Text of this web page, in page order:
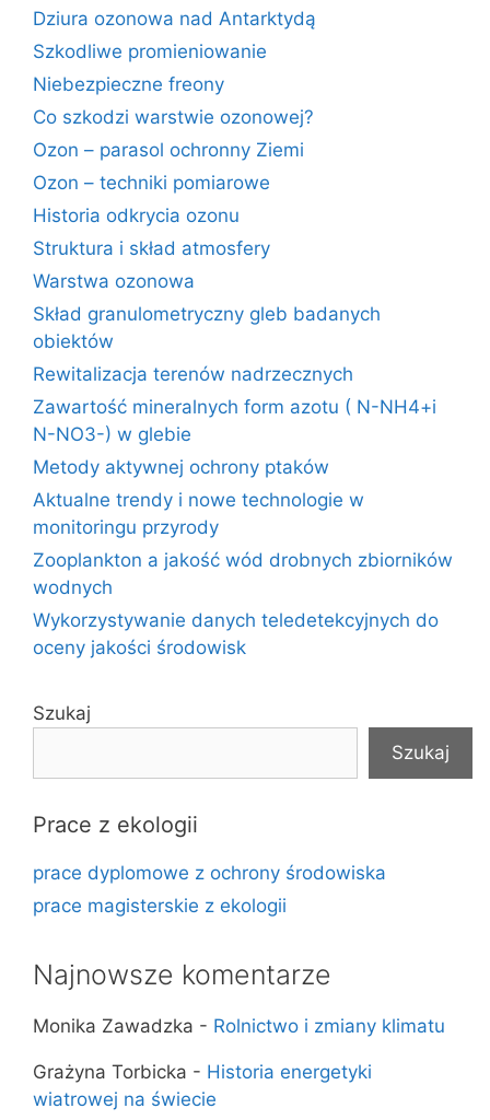
Dziura ozonowa nad Antarktydą
Szkodliwe promieniowanie
Niebezpieczne freony
Co szkodzi warstwie ozonowej?
Ozon – parasol ochronny Ziemi
Ozon – techniki pomiarowe
Historia odkrycia ozonu
Struktura i skład atmosfery
Warstwa ozonowa
Skład granulometryczny gleb badanych
obiektów
Rewitalizacja terenów nadrzecznych
Zawartość mineralnych form azotu ( N-NH4+i
N-NO3-) w glebie
Metody aktywnej ochrony ptaków
Aktualne trendy i nowe technologie w
monitoringu przyrody
Zooplankton a jakość wód drobnych zbiorników
wodnych
Wykorzystywanie danych teledetekcyjnych do
oceny jakości środowisk
Szukaj
Szukaj
Prace z ekologii
prace dyplomowe z ochrony środowiska
prace magisterskie z ekologii
Najnowsze komentarze
Monika Zawadzka - Rolnictwo i zmiany klimatu
Grażyna Torbicka - Historia energetyki
wiatrowej na świecie